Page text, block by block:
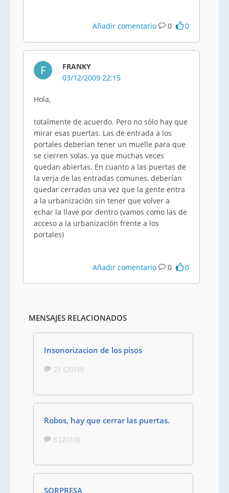
Añadir comentario 0 0
F
FRANKY
03/12/2009 22:15
Hola,
totalmente de acuerdo. Pero no sólo hay que
mirar esas puertas. Las de entrada a los
portales deberían tener un muelle para que
se cierren solas, ya que muchas veces
quedan abiertas. En cuanto a las puertas de
la verja de las entradas comunes, deberían
quedar cerradas una vez que la gente entra
a la urbanización sin tener que volver a
echar la llave por dentro (vamos como las de
acceso a la urbanización frente a los
portales)
Añadir comentario 0 0
MENSAJES RELACIONADOS
Insonorizacion de los pisos
21 (2010)
Robos, hay que cerrar las puertas.
8 (2010)
SORPRESA